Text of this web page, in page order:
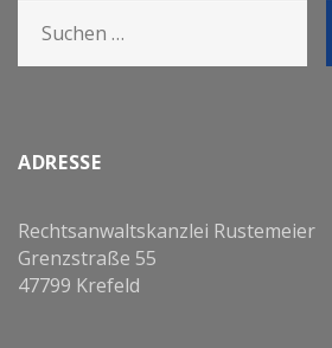
ADRESSE
Rechtsanwaltskanzlei Rustemeier
Grenzstraße 55
47799 Krefeld